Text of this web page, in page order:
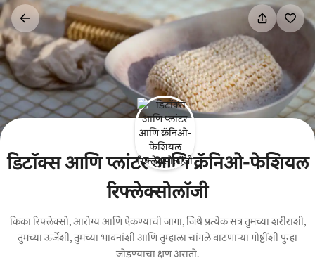
कंटेंटवर
जा
डिटॉक्स आणि प्लांटर आणि क्रॅनिओ-फेशियल
रिफ्लेक्सोलॉजी
किका रिफ्लेक्सो, आरोग्य आणि ऐकण्याची जागा, जिथे प्रत्येक सत्र तुमच्या शरीराशी,
तुमच्या ऊर्जेशी, तुमच्या भावनांशी आणि तुम्हाला चांगले वाटणाऱ्या गोष्टींशी पुन्हा
जोडण्याचा क्षण असतो.